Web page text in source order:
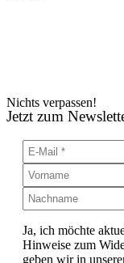
Nichts verpassen!
Jetzt zum
Ja, ich möchte
Hinweise zum
geben wir in